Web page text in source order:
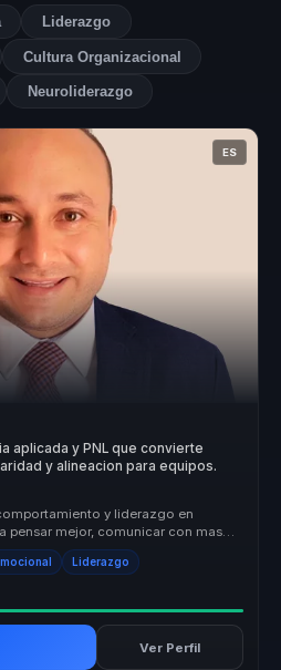
Liderazgo
Cultura Organizacional
Neuroliderazgo
ES
aplicada y PNL que convierte
y alineacion para equipos.
y liderazgo en
pensar mejor, comunicar con mas
Liderazgo
Ver Perfil